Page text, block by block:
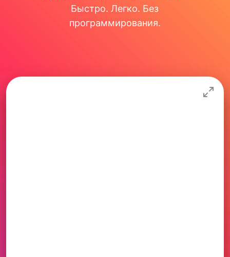
Быстро. Легко. Без
программирования.